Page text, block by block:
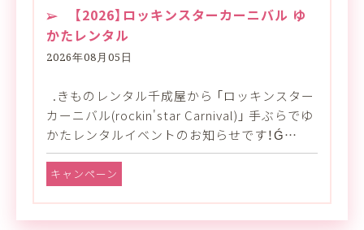
【2026】ロッキンスターカーニバル ゆ
かたレンタル
2026年08月05日
.きものレンタル千成屋から 「ロッキンスター
カーニバル(rockin'star Carnival)」 手ぶらでゆ
かたレンタルイベントのお知らせです！Ǵ…
キャンペーン